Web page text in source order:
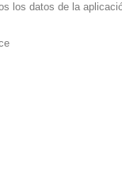
los datos de la